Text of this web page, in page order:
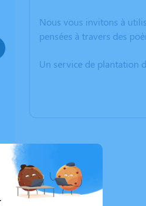
Nous vous invitons à
pensées à travers des
Un service de plantation